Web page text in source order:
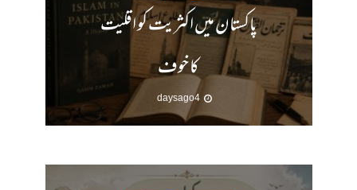
پاکستان میں اکثریت کو اقلیت
کا خوف
4 days ago